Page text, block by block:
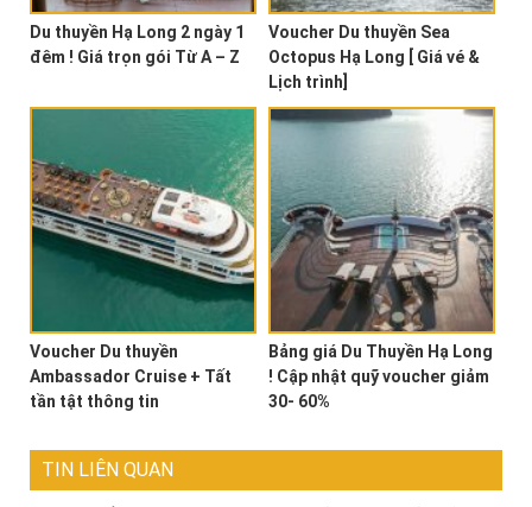
Du thuyền Hạ Long 2 ngày 1
đêm ! Giá trọn gói Từ A – Z
Voucher Du thuyền Sea
Octopus Hạ Long [ Giá vé &
Lịch trình]
Voucher Du thuyền
Ambassador Cruise + Tất
tần tật thông tin
Bảng giá Du Thuyền Hạ Long
! Cập nhật quỹ voucher giảm
30- 60%
TIN LIÊN QUAN